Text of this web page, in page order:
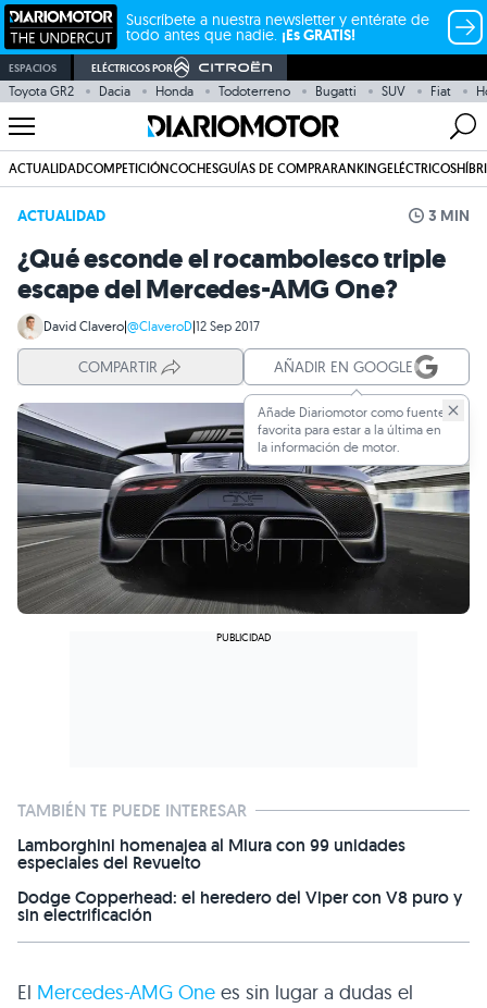
Suscríbete a nuestra newsletter y entérate de
todo antes que nadie. ¡Es GRATIS!
ESPACIOS ELÉCTRICOS POR
Toyota GR2 Dacia Honda Todoterreno Bugatti SUV Fiat
ACTUALIDADCOMPETICIÓNCOCHESGUÍAS DE COMPRARANKINGELÉCTRICOS
ACTUALIDAD 3 MIN
¿Qué esconde el rocambolesco triple
escape del Mercedes-AMG One?
David Clavero|@ClaveroD|12 Sep 2017
COMPARTIR AÑADIR EN GOOGLE
Añade Diariomotor como fuente
favorita para estar a la última en
la información de motor.
TAMBIÉN TE PUEDE INTERESAR
Lamborghini homenajea al Miura con 99 unidades
especiales del Revuelto
Dodge Copperhead: el heredero del Viper con V8 puro y
sin electrificación
El Mercedes-AMG One es sin lugar a dudas el